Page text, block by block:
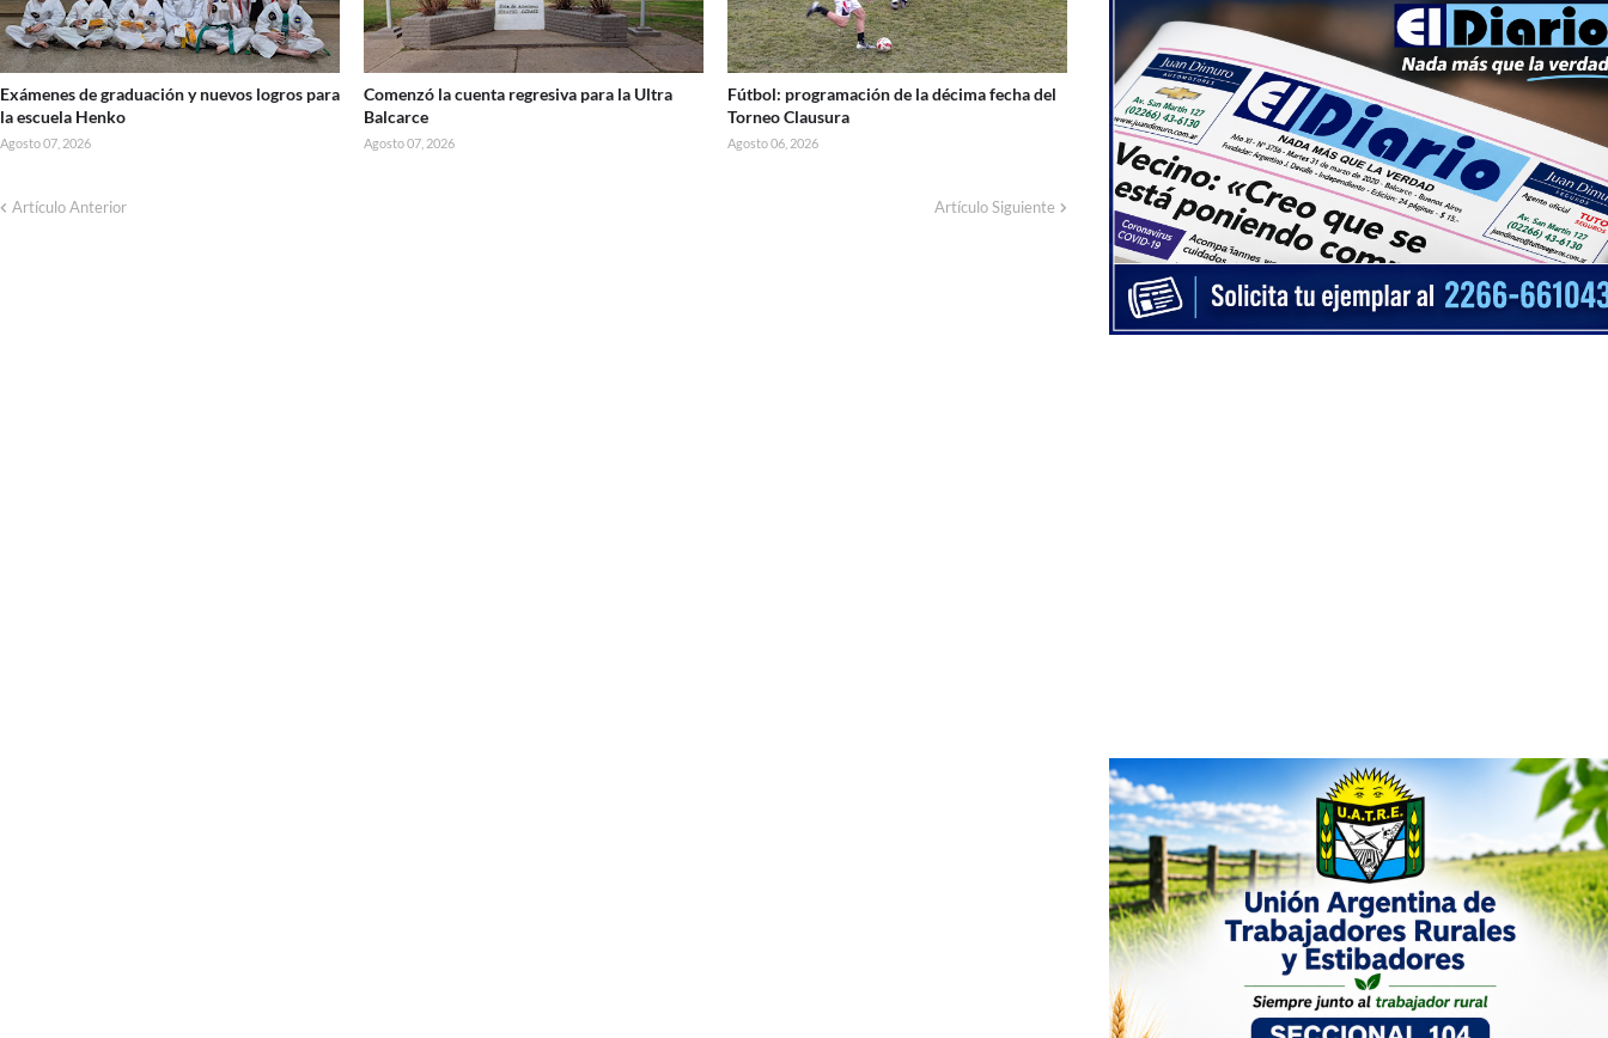
Exámenes de graduación y nuevos logros para
la escuela Henko
Agosto 07, 2026
Comenzó la cuenta regresiva para la Ultra
Balcarce
Agosto 07, 2026
Fútbol: programación de la décima fecha del
Torneo Clausura
Agosto 06, 2026
Artículo Anterior Artículo Siguiente